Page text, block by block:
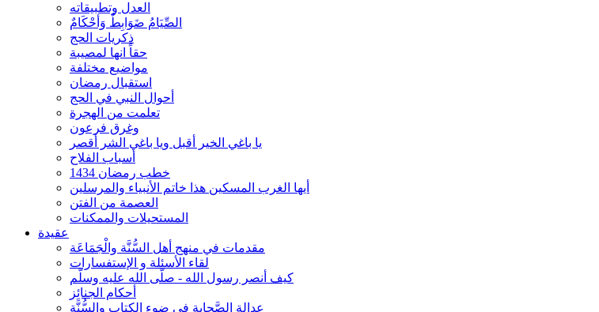
العدل وتطبيقاته
الصِّيَامُ ضَوَابِطٌ وَأحْكَامٌ
ذكريات الحج
حقاً انها لمصيبة
مواضيع مختلفة
استقبال رمضان
أحوال النبي في الحج
تعلمت من الهجرة
وغرق فرعون
يا باغي الخير أقبل ويا باغي الشر أقصر
أسباب الفلاح
خطب رمضان 1434
أيها الغرب المسكين هذا خاتم الأنبياء والمرسلين
العصمة من الفتن
المستحيلات والممكنات
عقيدة
مقدمات في منهج أهل السُّنَّة والْجَمَاعَة
لقاء الأسئلة و الإستفسارات
كيف أنصر رسول الله - صلّى الله عليه وسلّم
أحكام الجنائِز
عدالة الصَّحابة في ضوء الكتاب والسُّنَّة